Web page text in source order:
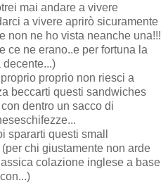
mai andare a vivere
a vivere aprirò sicuramente
non ne ho vista neanche una!!!
ce ne erano..e per fortuna la
proprio non riesci a
beccarti questi sandwiches
dentro un sacco di
spararti questi small
chi giustamente non arde
colazione inglese a base